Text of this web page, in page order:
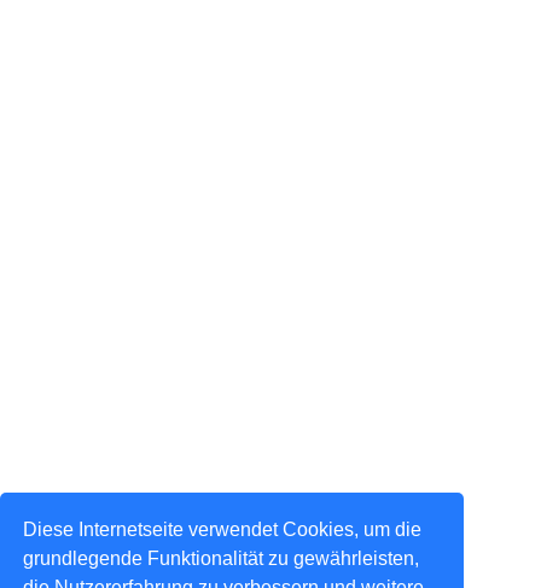
Diese Internetseite verwendet Cookies, um die
grundlegende Funktionalität zu gewährleisten,